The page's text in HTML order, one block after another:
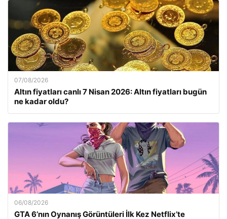
07/08/2026
Altın fiyatları canlı 7 Nisan 2026: Altın fiyatları bugün
ne kadar oldu?
06/08/2026
GTA 6’nın Oynanış Görüntüleri İlk Kez Netflix’te